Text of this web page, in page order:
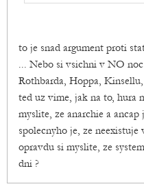
to je snad argument proti
... Nebo si vsichni v NO
Rothbarda, Hoppa,
ted uz vime, jak na to, hura
myslite, ze anarchie a
spolecnyho je, ze
opravdu si myslite, ze
dni ?